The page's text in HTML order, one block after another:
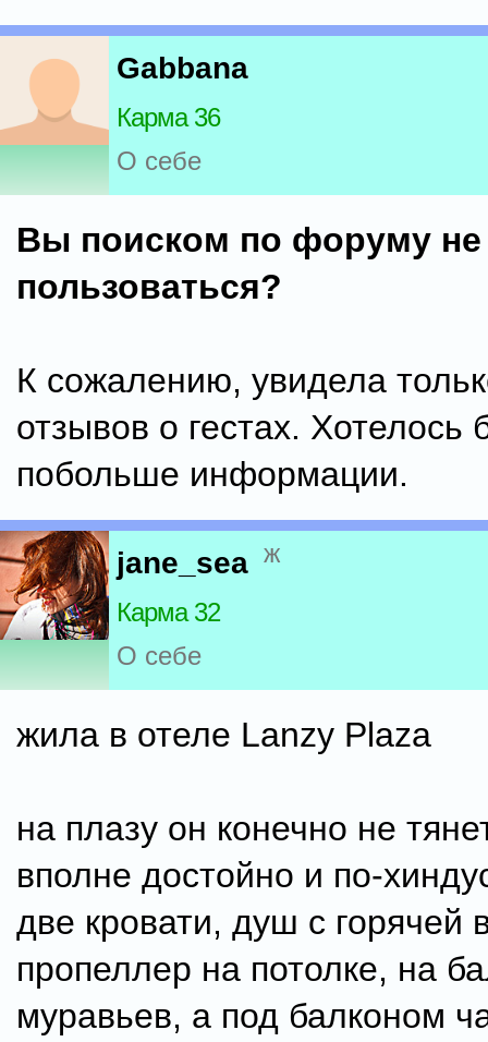
Gabbana
Карма 36
О себе
Вы поиском по форуму
пользоваться?
К сожалению, увидела
отзывов о гестах. Хотелось
побольше информации.
jane_sea ж
Карма 32
О себе
жила в отеле Lanzy Plaza
на плазу он конечно не
вполне достойно и по-
две кровати, душ с горячей
пропеллер на потолке, на
муравьев, а под балконом